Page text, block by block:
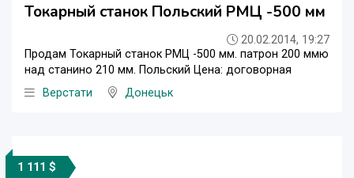
Токарный станок Польский РМЦ -500 мм
20.02.2014, 19:27
Продам Токарный станок РМЦ -500 мм. патрон 200 ммю
над станино 210 мм. Польский Цена: договорная
Верстати
Донецьк
1 111 $